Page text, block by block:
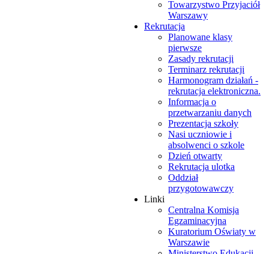
Towarzystwo Przyjaciół
Warszawy
Rekrutacja
Planowane klasy
pierwsze
Zasady rekrutacji
Terminarz rekrutacji
Harmonogram działań -
rekrutacja elektroniczna.
Informacja o
przetwarzaniu danych
Prezentacja szkoły
Nasi uczniowie i
absolwenci o szkole
Dzień otwarty
Rekrutacja ulotka
Oddział
przygotowawczy
Linki
Centralna Komisja
Egzaminacyjna
Kuratorium Oświaty w
Warszawie